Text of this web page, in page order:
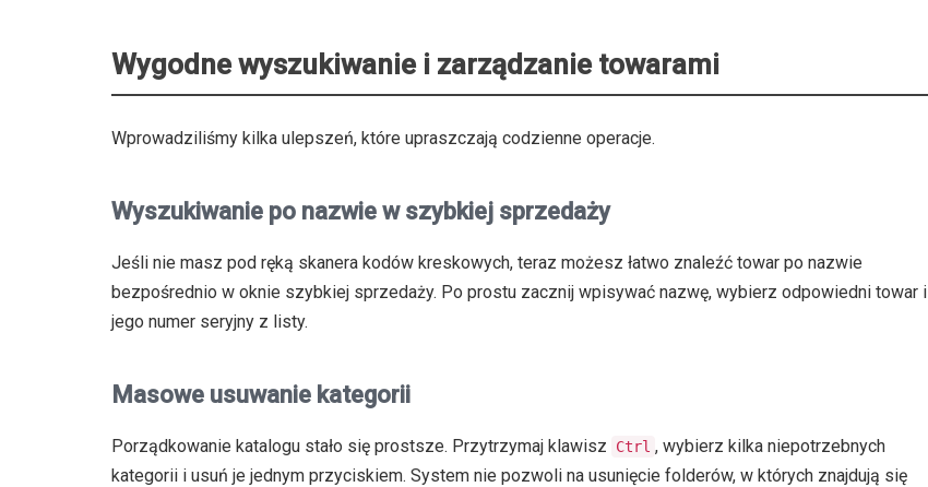
Wygodne wyszukiwanie i zarządzanie towarami
Wprowadziliśmy kilka ulepszeń, które upraszczają codzienne operacje.
Wyszukiwanie po nazwie w szybkiej sprzedaży
Jeśli nie masz pod ręką skanera kodów kreskowych, teraz możesz łatwo znaleźć towar po nazwie
bezpośrednio w oknie szybkiej sprzedaży. Po prostu zacznij wpisywać nazwę, wybierz odpowiedni towar i
jego numer seryjny z listy.
Masowe usuwanie kategorii
Porządkowanie katalogu stało się prostsze. Przytrzymaj klawisz Ctrl , wybierz kilka niepotrzebnych
kategorii i usuń je jednym przyciskiem. System nie pozwoli na usunięcie folderów, w których znajdują się